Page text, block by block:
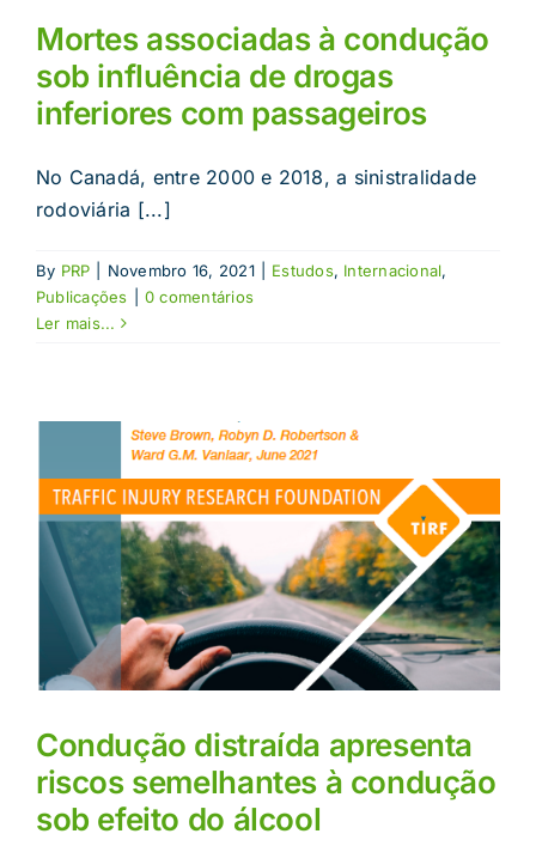
Mortes associadas à condução
sob influência de drogas
inferiores com passageiros
No Canadá, entre 2000 e 2018, a sinistralidade
rodoviária [...]
By PRP Novembro 16, 2021 Estudos, Internacional,
Publicações
0 comentários
Ler mais...
Condução distraída apresenta
riscos semelhantes à condução
sob efeito do álcool